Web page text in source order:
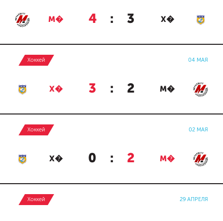
М� 4 : 3 Х�
Хоккей 04 МАЯ
Х� 3 : 2 М�
Хоккей 02 МАЯ
Х� 0 : 2 М�
Хоккей 29 АПРЕЛЯ